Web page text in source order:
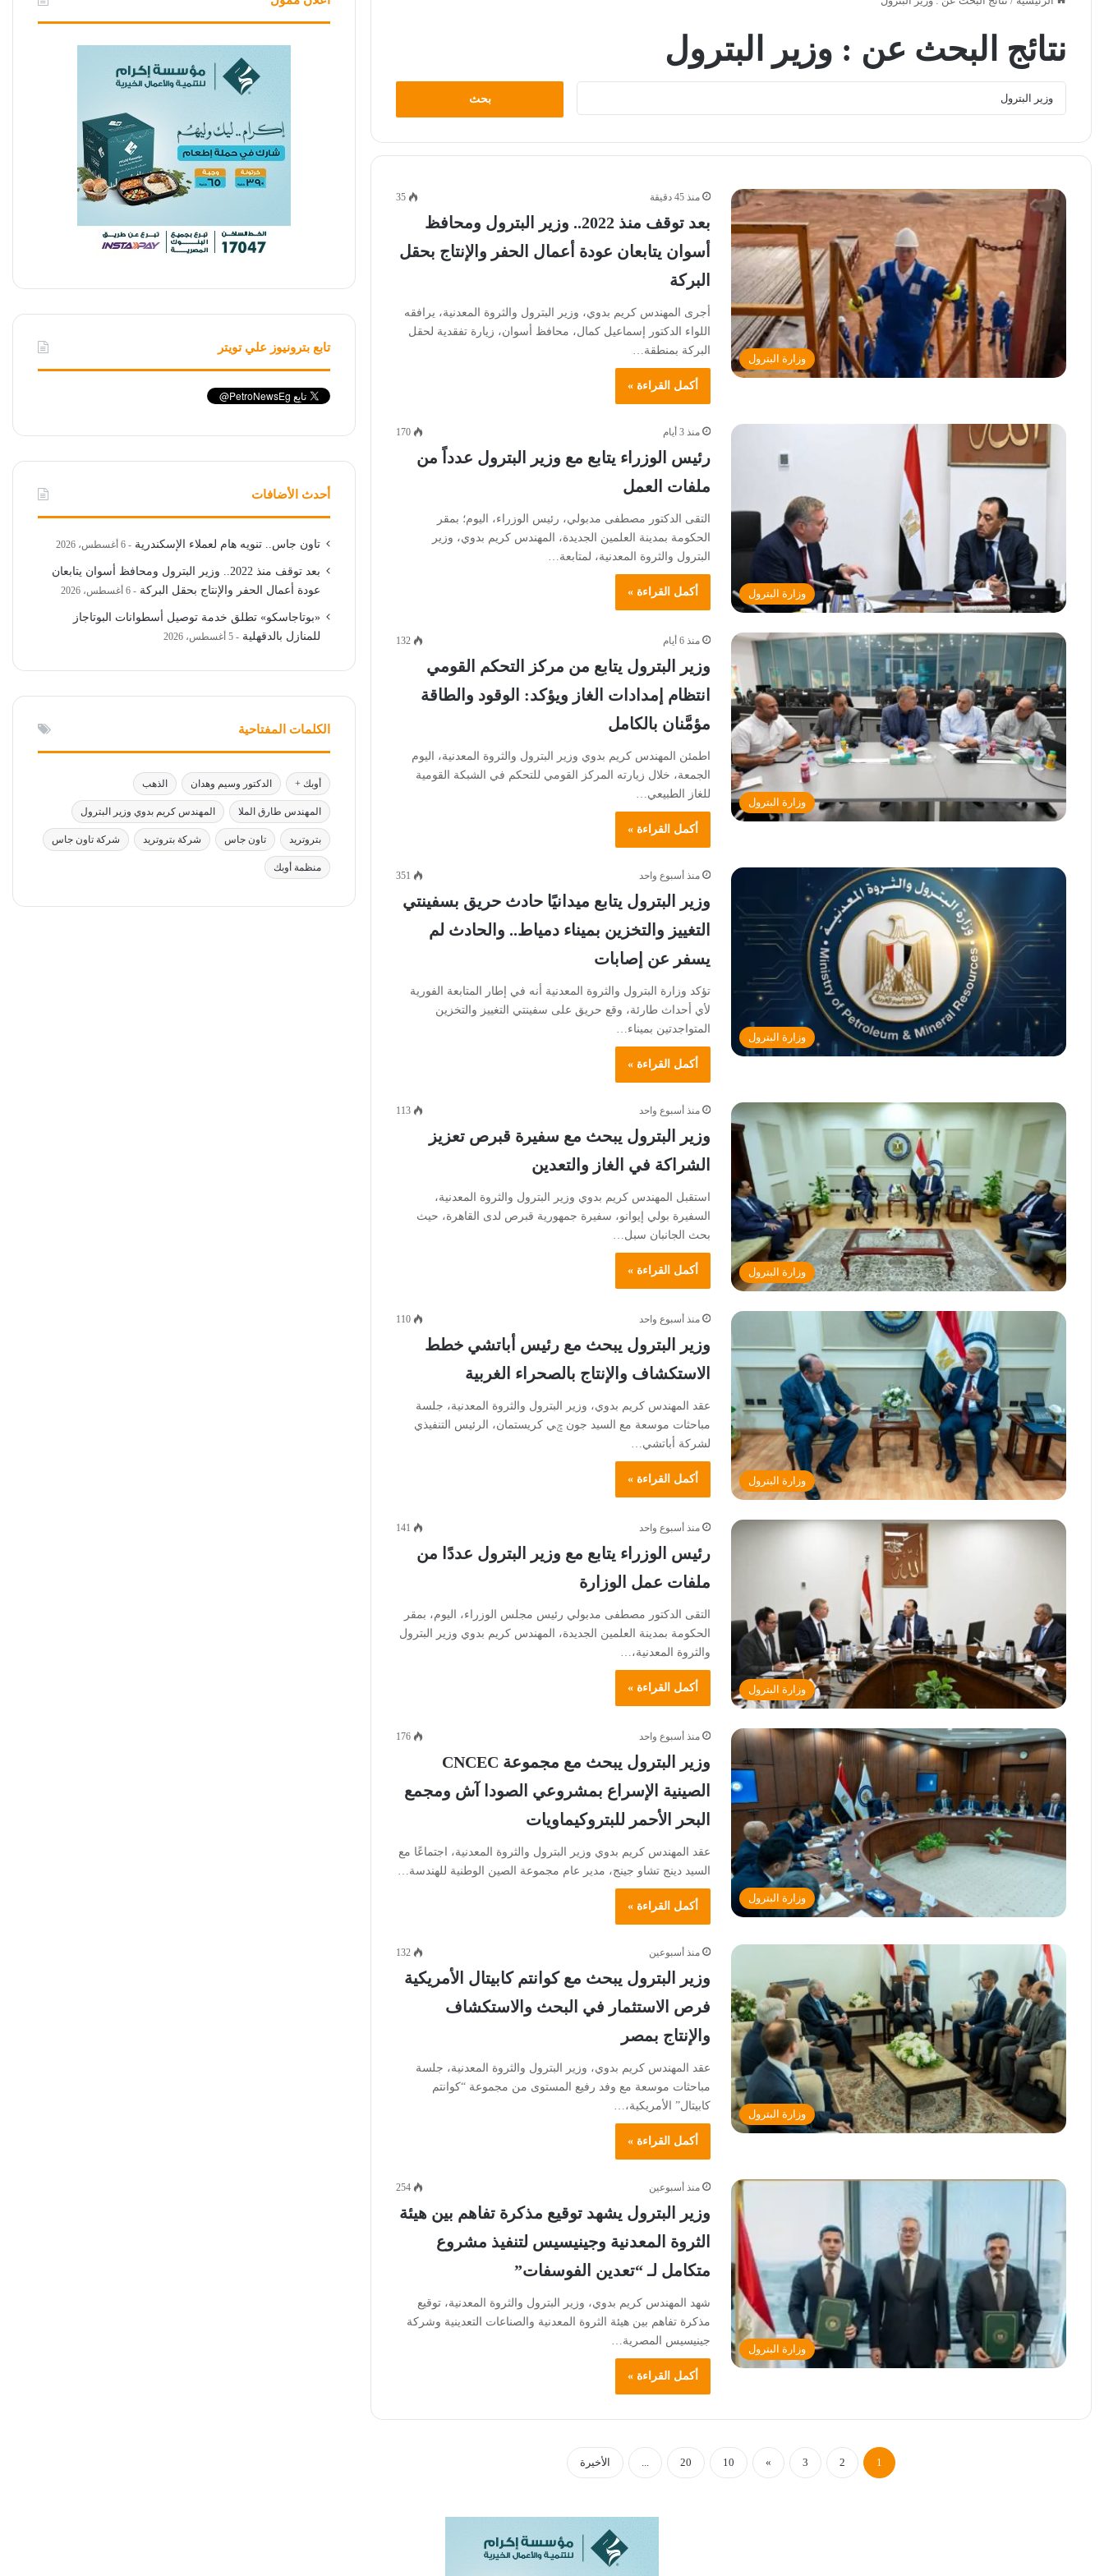
نتائج البحث عن : وزير البترول
وزارة البترول
منذ 45 دقيقة 35
بعد توقف منذ 2022.. وزير البترول ومحافظ
أسوان يتابعان عودة أعمال الحفر والإنتاج بحقل
البركة
أجرى المهندس كريم بدوي، وزير البترول والثروة المعدنية، يرافقه
اللواء الدكتور إسماعيل كمال، محافظ أسوان، زيارة تفقدية لحقل
البركة بمنطقة…
أكمل القراءة »
وزارة البترول
منذ 3 أيام 170
رئيس الوزراء يتابع مع وزير البترول عدداً من
ملفات العمل
التقى الدكتور مصطفى مدبولي، رئيس الوزراء، اليوم؛ بمقر
الحكومة بمدينة العلمين الجديدة، المهندس كريم بدوي، وزير
البترول والثروة المعدنية، لمتابعة…
أكمل القراءة »
وزارة البترول
منذ 6 أيام 132
وزير البترول يتابع من مركز التحكم القومي
انتظام إمدادات الغاز ويؤكد: الوقود والطاقة
مؤمَّنان بالكامل
اطمئن المهندس كريم بدوي وزير البترول والثروة المعدنية، اليوم
الجمعة، خلال زيارته المركز القومي للتحكم في الشبكة القومية
للغاز الطبيعي…
أكمل القراءة »
وزارة البترول
منذ أسبوع واحد 351
وزير البترول يتابع ميدانيًا حادث حريق بسفينتي
التغييز والتخزين بميناء دمياط.. والحادث لم
يسفر عن إصابات
تؤكد وزارة البترول والثروة المعدنية أنه في إطار المتابعة الفورية
لأي أحداث طارئة، وقع حريق على سفينتي التغييز والتخزين
المتواجدتين بميناء…
أكمل القراءة »
وزارة البترول
منذ أسبوع واحد 113
وزير البترول يبحث مع سفيرة قبرص تعزيز
الشراكة في الغاز والتعدين
استقبل المهندس كريم بدوي وزير البترول والثروة المعدنية،
السفيرة بولي إيوانو، سفيرة جمهورية قبرص لدى القاهرة، حيث
بحث الجانبان سبل…
أكمل القراءة »
وزارة البترول
منذ أسبوع واحد 110
وزير البترول يبحث مع رئيس أباتشي خطط
الاستكشاف والإنتاج بالصحراء الغربية
عقد المهندس كريم بدوي، وزير البترول والثروة المعدنية، جلسة
مباحثات موسعة مع السيد جون ݘي كريستمان، الرئيس التنفيذي
لشركة أباتشي…
أكمل القراءة »
وزارة البترول
منذ أسبوع واحد 141
رئيس الوزراء يتابع مع وزير البترول عددًا من
ملفات عمل الوزارة
التقى الدكتور مصطفى مدبولي رئيس مجلس الوزراء، اليوم، بمقر
الحكومة بمدينة العلمين الجديدة، المهندس كريم بدوي وزير البترول
والثروة المعدنية،…
أكمل القراءة »
وزارة البترول
منذ أسبوع واحد 176
وزير البترول يبحث مع مجموعة CNCEC
الصينية الإسراع بمشروعي الصودا آش ومجمع
البحر الأحمر للبتروكيماويات
عقد المهندس كريم بدوي وزير البترول والثروة المعدنية، اجتماعًا مع
السيد دينج تشاو جينج، مدير عام مجموعة الصين الوطنية للهندسة…
أكمل القراءة »
وزارة البترول
منذ أسبوعين 132
وزير البترول يبحث مع كوانتم كابيتال الأمريكية
فرص الاستثمار في البحث والاستكشاف
والإنتاج بمصر
عقد المهندس كريم بدوي، وزير البترول والثروة المعدنية، جلسة
مباحثات موسعة مع وفد رفيع المستوى من مجموعة “كوانتم
كابيتال” الأمريكية،…
أكمل القراءة »
وزارة البترول
منذ أسبوعين 254
وزير البترول يشهد توقيع مذكرة تفاهم بين هيئة
الثروة المعدنية وجينيسيس لتنفيذ مشروع
متكامل لـ “تعدين الفوسفات”
شهد المهندس كريم بدوي، وزير البترول والثروة المعدنية، توقيع
مذكرة تفاهم بين هيئة الثروة المعدنية والصناعات التعدينية وشركة
جينيسيس المصرية…
أكمل القراءة »
1
2
3
»
10
20
... الأخيرة
تابع بترونيوز علي تويتر
أحدث الأضافات
تاون جاس.. تنويه هام لعملاء الإسكندرية 6 أغسطس، 2026
بعد توقف منذ 2022.. وزير البترول ومحافظ أسوان يتابعان
عودة أعمال الحفر والإنتاج بحقل البركة
6 أغسطس، 2026
«بوتاجاسكو» تطلق خدمة توصيل أسطوانات البوتاجاز
للمنازل بالدقهلية
5 أغسطس، 2026
الكلمات المفتاحية
أوبك + الدكتور وسيم وهدان الذهب
المهندس طارق الملا المهندس كريم بدوي وزير البترول
بتروتريد تاون جاس شركة بتروتريد شركة تاون جاس
منظمة أوبك